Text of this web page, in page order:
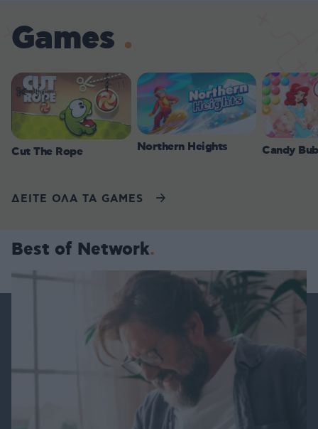
Games
Cut The Rope Northern Heights Candy
ΔΕΙΤΕ ΟΛΑ ΤΑ GAMES
Best of Network